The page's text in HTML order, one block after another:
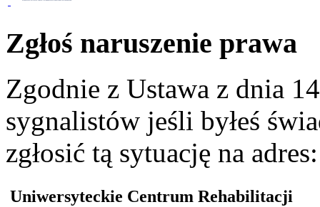
Zgłoś naruszenie prawa
Zgodnie z Ustawa z dnia
sygnalistów jeśli byłeś
zgłosić tą sytuację na
Uniwersyteckie Centrum Rehabilitacji